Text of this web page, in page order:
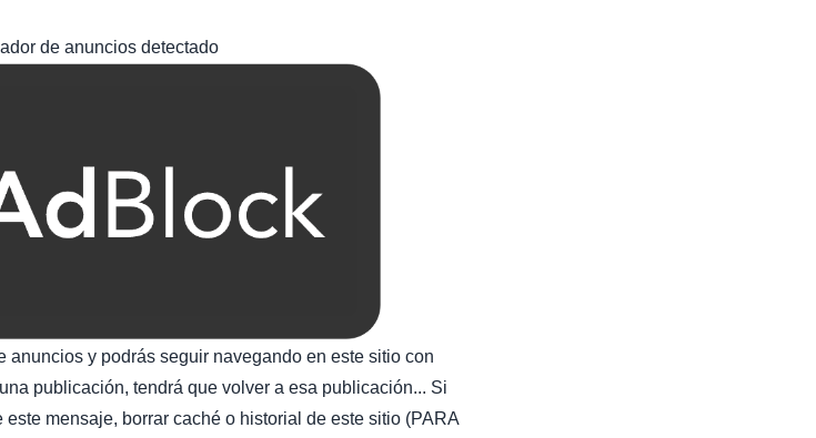
de anuncios detectado
anuncios y podrás seguir navegando en este sitio con
publicación, tendrá que volver a esa publicación... Si
mensaje, borrar caché o historial de este sitio (PARA